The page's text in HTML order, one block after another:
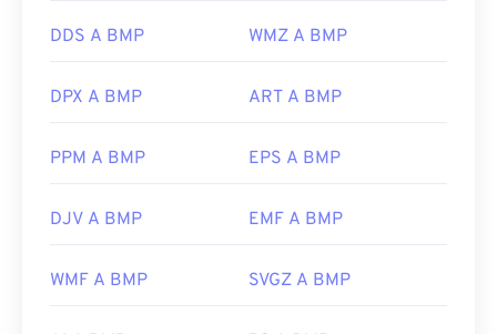
DDS A BMP WMZ A BMP
DPX A BMP ART A BMP
PPM A BMP EPS A BMP
DJV A BMP EMF A BMP
WMF A BMP SVGZ A BMP